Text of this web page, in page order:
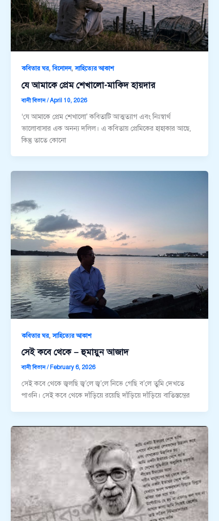
কবিতার ঘর,বিনোদন,সাহিত্যের আকাশ
যে আমাকে প্রেম শেখালো-মাকিদ হায়দার
বানী বিতান/April 10, 2026
‘যে আমাকে প্রেম শেখালো’ কবিতাটি আত্মত্যাগ এবং নিঃস্বার্থ
ভালোবাসার এক অনন্য দলিল। এ কবিতায় প্রেমিকের হাহাকার আছে,
কিন্তু তাতে কোনো
কবিতার ঘর,সাহিত্যের আকাশ
সেই কবে থেকে – হুমায়ুন আজাদ
বানী বিতান/ February 6, 2026
সেই কবে থেকে জ্বলছি জ্ব’লে জ্ব’লে নিভে গেছি ব’লে তুমি দেখতে
পাওনি। সেই কবে থেকে দাঁড়িয়ে রয়েছি দাঁড়িয়ে দাঁড়িয়ে বাতিস্তম্ভের